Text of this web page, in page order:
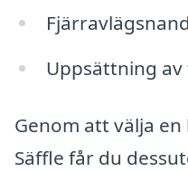
Uppsättning
Genom att välja
Säffle får du